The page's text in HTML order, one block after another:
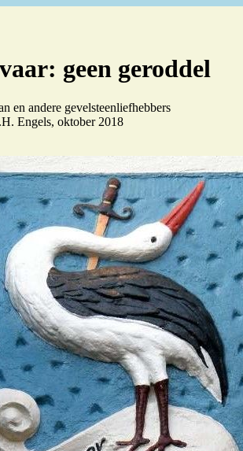
geen geroddel
en andere gevelsteenliefhebbers
Engels, oktober 2018